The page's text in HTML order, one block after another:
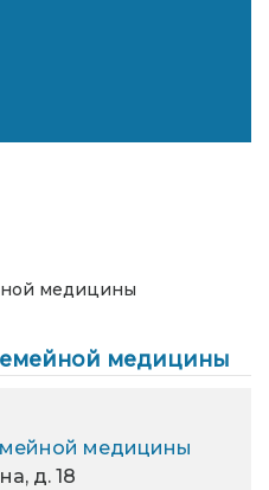
медицины
медицины
медицины
д. 18